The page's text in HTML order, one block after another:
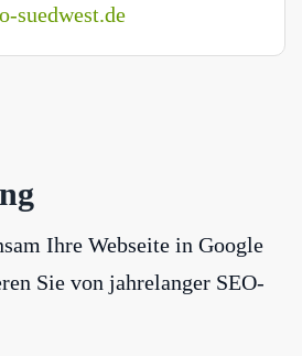
suedwest.de
Ihre Webseite in Google
Sie von jahrelanger SEO-